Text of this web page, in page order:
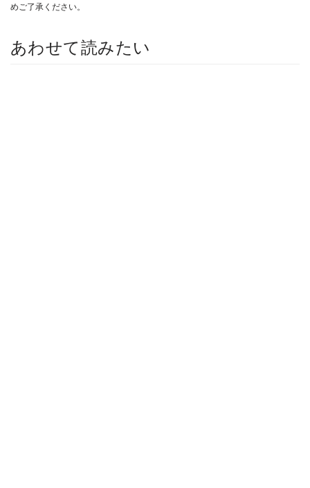
めご了承ください。
あわせて読みたい